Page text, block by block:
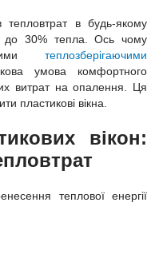
в будь-якому
до 30% тепла. Ось чому
теплозберігаючими
умова комфортного
витрат на опалення. Ця
пластикові вікна.
вікон:
теплової енергії